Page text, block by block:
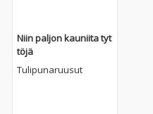
Niin paljon kauniita tyt
töjä
Tulipunaruusut